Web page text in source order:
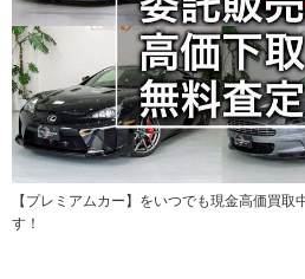
【プレミアムカー】をいつでも現金高価買取
す！